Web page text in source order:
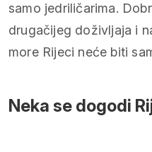
samo jedriličarima.
drugačijeg doživljaja i
more Rijeci neće biti
Neka se dogodi